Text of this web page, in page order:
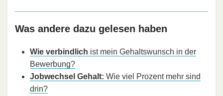
Was andere dazu gelesen haben
Wie verbindlich ist mein Gehaltswunsch in der
Bewerbung?
Jobwechsel Gehalt: Wie viel Prozent mehr sind
drin?